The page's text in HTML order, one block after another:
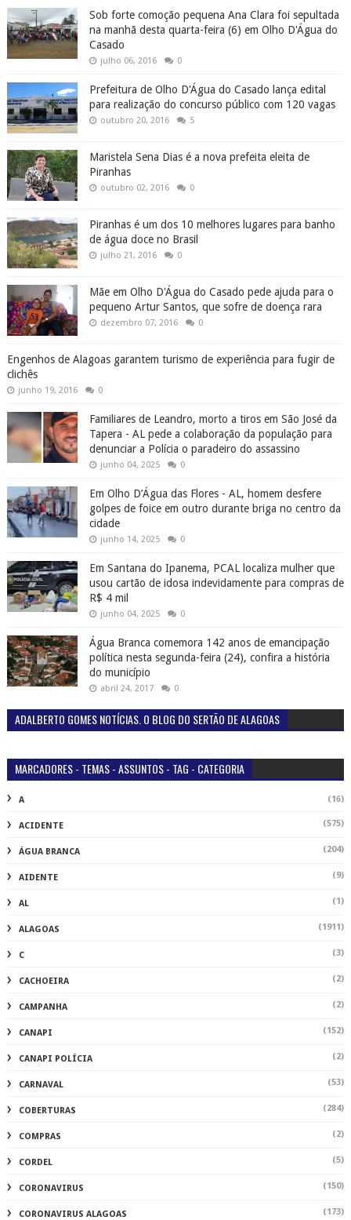
Sob forte comoção pequena Ana Clara foi sepultada
na manhã desta quarta-feira (6) em Olho D'Água do
Casado
julho 06, 2016 0
Prefeitura de Olho D'Água do Casado lança edital
para realização do concurso público com 120 vagas
outubro 20, 2016 5
Maristela Sena Dias é a nova prefeita eleita de
Piranhas
outubro 02, 2016 0
Piranhas é um dos 10 melhores lugares para banho
de água doce no Brasil
julho 21, 2016 0
Mãe em Olho D'Água do Casado pede ajuda para o
pequeno Artur Santos, que sofre de doença rara
dezembro 07, 2016 0
Engenhos de Alagoas garantem turismo de experiência para fugir de
clichês
junho 19, 2016 0
Familiares de Leandro, morto a tiros em São José da
Tapera - AL pede a colaboração da população para
denunciar a Polícia o paradeiro do assassino
junho 04, 2025 0
Em Olho D’Água das Flores - AL, homem desfere
golpes de foice em outro durante briga no centro da
cidade
junho 14, 2025 0
Em Santana do Ipanema, PCAL localiza mulher que
usou cartão de idosa indevidamente para compras de
R$ 4 mil
junho 04, 2025 0
Água Branca comemora 142 anos de emancipação
política nesta segunda-feira (24), confira a história
do município
abril 24, 2017 0
ADALBERTO GOMES NOTÍCIAS. O BLOG DO SERTÃO DE ALAGOAS
MARCADORES - TEMAS - ASSUNTOS - TAG - CATEGORIA
A (16)
ACIDENTE (575)
ÁGUA BRANCA (204)
AIDENTE (9)
AL (1)
ALAGOAS (1911)
C (3)
CACHOEIRA (2)
CAMPANHA (2)
CANAPI (152)
CANAPI POLÍCIA (2)
CARNAVAL (53)
COBERTURAS (284)
COMPRAS (2)
CORDEL (5)
CORONAVIRUS (150)
CORONAVIRUS ALAGOAS (173)